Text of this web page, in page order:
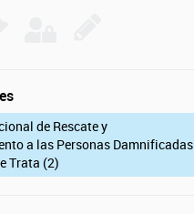
de Rescate y
a las Personas Damnificadas
Trata (2)